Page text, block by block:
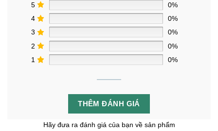
5
0%
4
0%
3
0%
2
0%
1
0%
THÊM ĐÁNH GIÁ
Hãy đưa ra đánh giá của bạn về sản phẩm